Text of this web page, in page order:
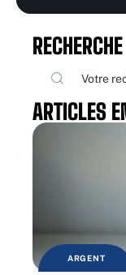
RECHERCHE
ARTICLES
ARGENT